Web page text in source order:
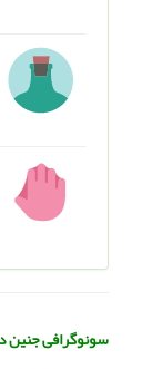
سونوگرافی جنین